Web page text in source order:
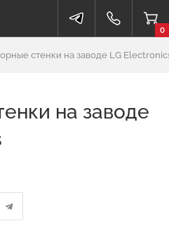
0
стенки на заводе LG
на заводе